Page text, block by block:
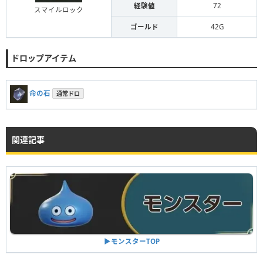
スマイルロック 経験値 72
ゴールド 42G
ドロップアイテム
命の石 通常ドロ
関連記事
▶︎モンスターTOP